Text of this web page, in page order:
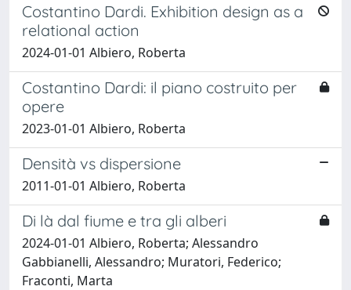
Costantino Dardi. Exhibition design as a
relational action
2024-01-01 Albiero, Roberta
Costantino Dardi: il piano costruito per
opere
2023-01-01 Albiero, Roberta
Densità vs dispersione
2011-01-01 Albiero, Roberta
Di là dal fiume e tra gli alberi
2024-01-01 Albiero, Roberta; Alessandro
Gabbianelli, Alessandro; Muratori, Federico;
Fraconti, Marta